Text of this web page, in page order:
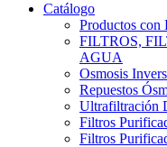
Catálogo
Productos con
FILTROS,
AGUA
Osmosis
Repuestos
Ultrafiltración
Filtros
Filtros